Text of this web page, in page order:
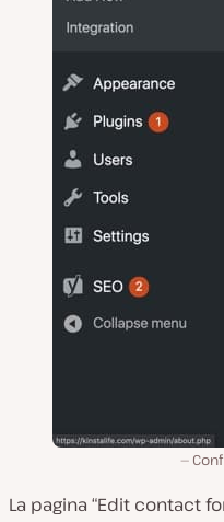
La pagina “Edit contact